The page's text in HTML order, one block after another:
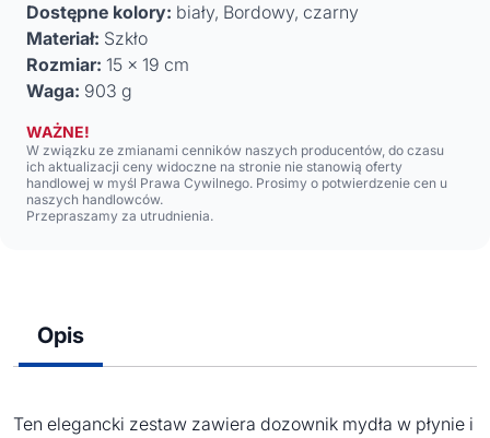
Dostępne kolory: biały, Bordowy, czarny
Materiał: Szkło
Rozmiar: 15 x 19 cm
Waga: 903 g
WAŻNE!
W związku ze zmianami cenników naszych producentów, do czasu
ich aktualizacji ceny widoczne na stronie nie stanowią oferty
handlowej w myśl Prawa Cywilnego. Prosimy o potwierdzenie cen u
naszych handlowców.
Przepraszamy za utrudnienia.
Opis
Ten elegancki zestaw zawiera dozownik mydła w płynie i